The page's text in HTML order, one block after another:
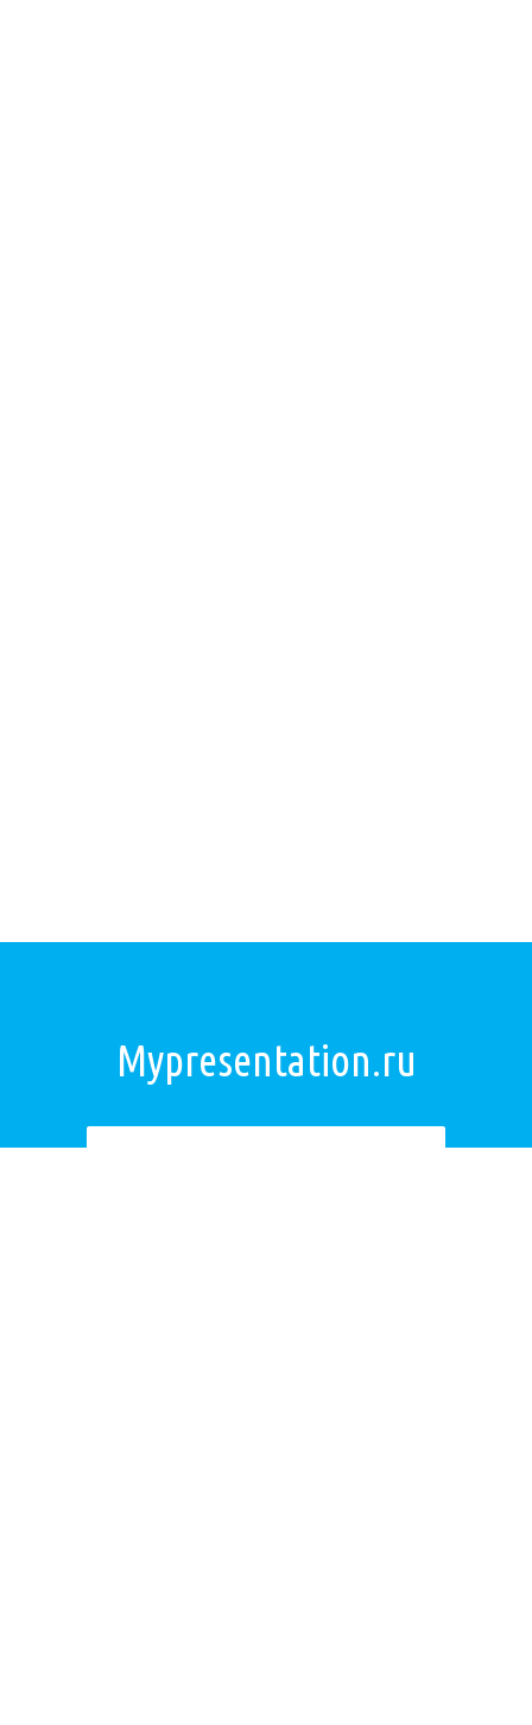
Mypresentation.ru